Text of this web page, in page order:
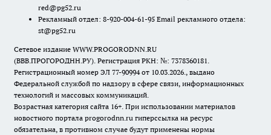
red@pg52.ru
Рекламный отдел: 8-920-004-61-95 Email рекламного отдела:
st@pg52.ru
Сетевое издание WWW.PROGORODNN.RU
(ВВВ.ПРОГОРОДНН.РУ). Регистрация РКН: №: 7378360181.
Регистрационный номер ЭЛ 77-90994 от 10.03.2026., выдано
Федеральной службой по надзору в сфере связи, информационных
технологий и массовых коммуникаций.
Возрастная категория сайта 16+. При использовании материалов
новостного портала progorodnn.ru гиперссылка на ресурс
обязательна, в противном случае будут применены нормы